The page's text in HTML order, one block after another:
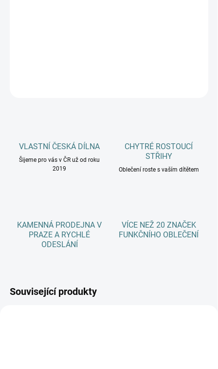
VLASTNÍ ČESKÁ DÍLNA
Šijeme pro vás v ČR už od roku
2019
CHYTRÉ ROSTOUCÍ
STŘIHY
Oblečení roste s vaším dítětem
KAMENNÁ PRODEJNA V
PRAZE A RYCHLÉ
ODESLÁNÍ
VÍCE NEŽ 20 ZNAČEK
FUNKČNÍHO OBLEČENÍ
Související produkty